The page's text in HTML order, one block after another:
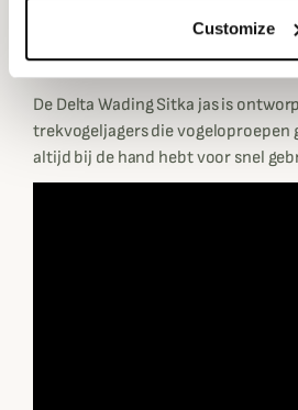
Customize
in de opgestikte zakken die worden
magnetische drukknopen aan de
De Delta Wading Sitka jas is
trekvogeljagers die vogeloproepen
altijd bij de hand hebt voor snel